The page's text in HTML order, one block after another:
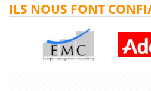
ILS NOUS FONT